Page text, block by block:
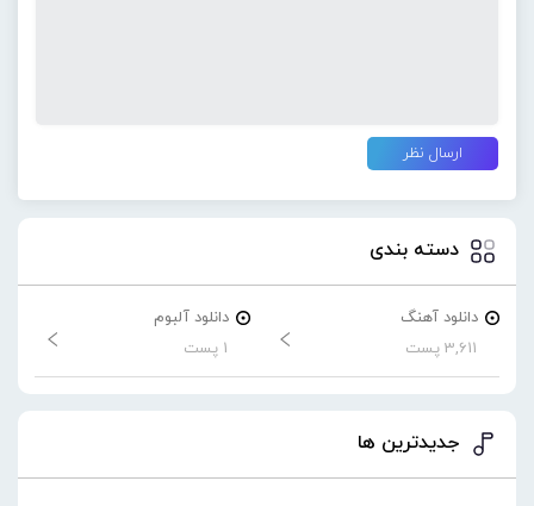
دسته بندی
دانلود آهنگ
3,611 پست
دانلود آلبوم
1 پست
جدیدترین ها